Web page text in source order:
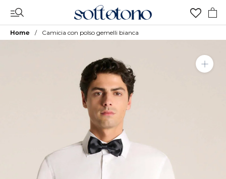
contenuto
Home Camicia con polso gemelli bianca
Aggiungi a Lista Desideri